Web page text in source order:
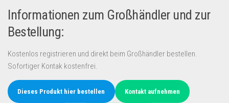
Informationen zum Großhändler und zur
Bestellung:
Kostenlos registrieren und direkt beim Großhändler bestellen.
Sofortiger Kontak kostenfrei.
Dieses Produkt hier bestellen Kontakt aufnehmen